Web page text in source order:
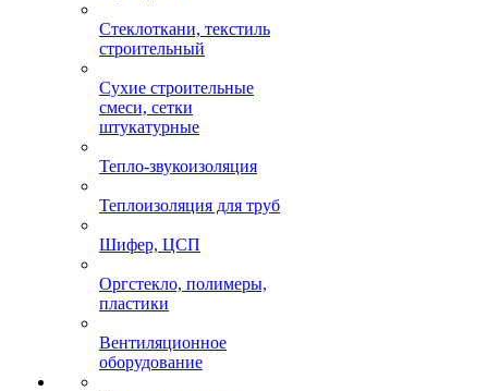
Стеклоткани, текстиль
строительный
Сухие строительные
смеси, сетки
штукатурные
Тепло-звукоизоляция
Теплоизоляция для труб
Шифер, ЦСП
Оргстекло, полимеры,
пластики
Вентиляционное
оборудование